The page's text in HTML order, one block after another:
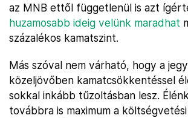
az MNB ettől függetlenül is azt
huzamosabb ideig velünk maradhat
százalékos kamatszint.
Más szóval nem várható, hogy a
közeljövőben kamatcsökkentéssel
sokkal inkább tűzoltásban lesz.
továbbra is maximum a